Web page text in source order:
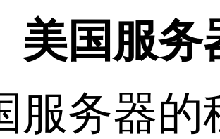
美国服
服务器